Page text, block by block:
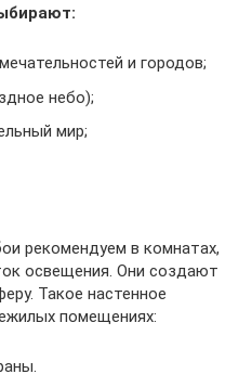
и городов;
небо);
мир;
рекомендуем в комнатах,
освещения. Они создают
Такое настенное
помещениях: